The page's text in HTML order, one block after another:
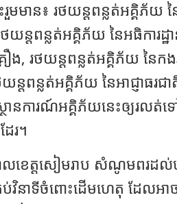
មមាន៖ រថយន្ដពន្លត់អគ្គិភ័យ ន
ន្តពន្លត់អគ្គិភ័យ នៃអធិការដ្
, រថយន្តពន្លត់អគ្គិភ័យ នៃកងរ
ដពន្លត់អគ្គិភ័យ នៃអាជ្ញាធរជ
ថានការណ៍អគ្គិភ័យនេះឲ្យរល
ែរ។
បាលខេត្តសៀមរាប សំណូមពរដល់
រប់វិនាទីចំពោះដើមហេតុ ដែលអ